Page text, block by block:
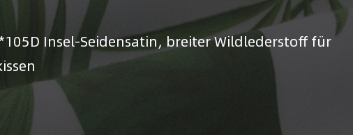
Insel-Seidensatin, breiter Wildlederstoff für